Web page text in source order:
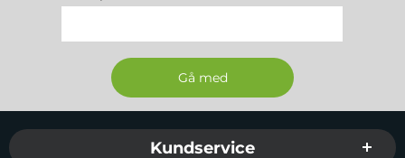
Sidfot Blandad info och länkar
Kundservice